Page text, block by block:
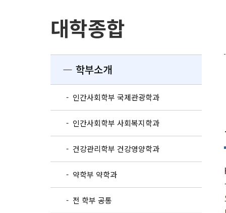
대학종합
― 학부소개
- 인간사회학부 국제관광학과
- 인간사회학부 사회복지학과
- 건강관리학부 건강영양학과
- 약학부 약학과
- 전 학부 공통